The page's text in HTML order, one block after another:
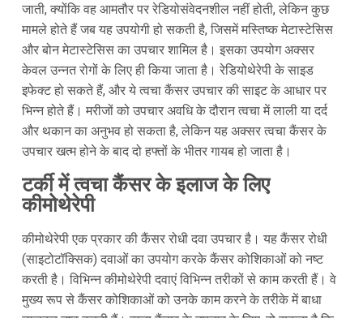
जाती, क्योंकि वह आमतौर पर रेडियोसंवेदनशील नहीं होती, लेकिन कुछ
मामले होते हैं जब यह उपयोगी हो सकती है, जिसमें मस्तिष्क मेटास्टेसिस
और बोन मेटास्टेसिस का उपचार शामिल है। इसका उपयोग अक्सर
केवल उन्नत रोगों के लिए ही किया जाता है। रेडियोथेरेपी के साइड
इफेक्ट हो सकते हैं, और ये त्वचा कैंसर उपचार की साइट के आधार पर
भिन्न होते हैं। मरीजों को उपचार अवधि के दौरान त्वचा में लाली या दर्द
और थकान का अनुभव हो सकता है, लेकिन यह अक्सर त्वचा कैंसर के
उपचार खत्म होने के बाद दो हफ्तों के भीतर गायब हो जाता है।
टर्की में त्वचा कैंसर के इलाज के लिए
कीमोथेरेपी
कीमोथेरेपी एक प्रकार की कैंसर रोधी दवा उपचार है। यह कैंसर रोधी
(साइटोटॉक्सिक) दवाओं का उपयोग करके कैंसर कोशिकाओं को नष्ट
करती है। विभिन्न कीमोथेरेपी दवाएं विभिन्न तरीकों से काम करती हैं। वे
मुख्य रूप से कैंसर कोशिकाओं को उनके काम करने के तरीके में बाधा